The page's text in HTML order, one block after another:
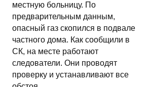
местную больницу. По
предварительным данным,
опасный газ скопился в подвале
частного дома. Как сообщили в
СК, на месте работают
следователи. Они проводят
проверку и устанавливают все